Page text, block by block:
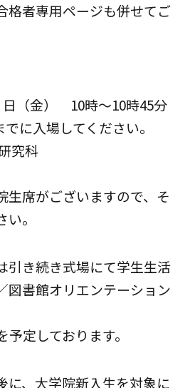
格者専用ページも併せてご
日（金） 10時～10時45分
入場してください。
究科
席がございますので、そ
。
引き続き式場にて学生生活
図書館オリエンテーション
定しております。
に、大学院新入生を対象に